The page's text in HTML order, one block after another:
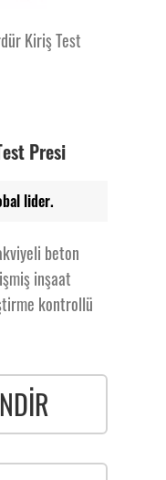
Kiriş Test
Presi
lider.
beton
inşaat
kontrollü